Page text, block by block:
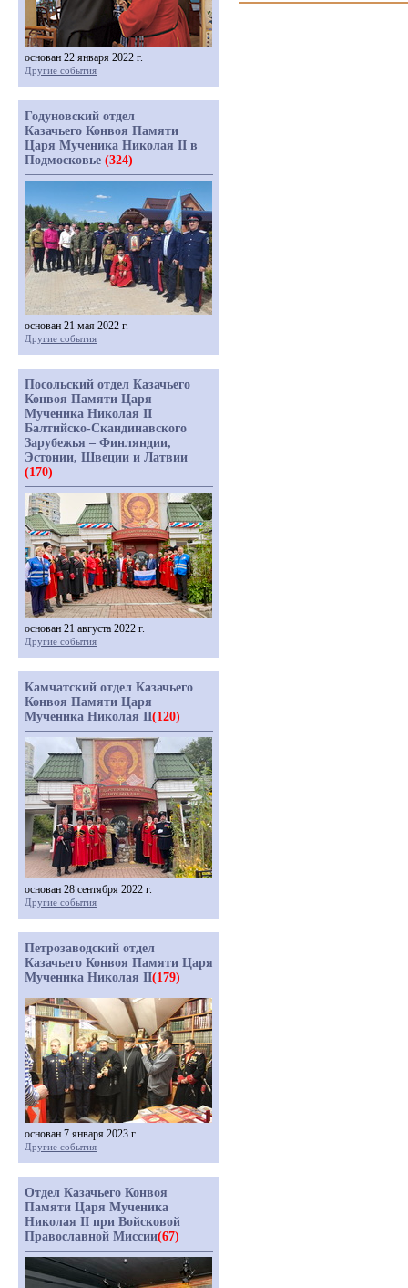
основан 22 января 2022 г.
Другие события
Годуновский отдел
Казачьего Конвоя Памяти
Царя Мученика Николая II в
Подмосковье (324)
основан 21 мая 2022 г.
Другие события
Посольский отдел Казачьего
Конвоя Памяти Царя
Мученика Николая II
Балтийско-Скандинавского
Зарубежья – Финляндии,
Эстонии, Швеции и Латвии
(170)
основан 21 августа 2022 г.
Другие события
Камчатский отдел Казачьего
Конвоя Памяти Царя
Мученика Николая II(120)
основан 28 сентября 2022 г.
Другие события
Петрозаводский отдел
Казачьего Конвоя Памяти Царя
Мученика Николая II(179)
основан 7 января 2023 г.
Другие события
Отдел Казачьего Конвоя
Памяти Царя Мученика
Николая II при Войсковой
Православной Миссии(67)